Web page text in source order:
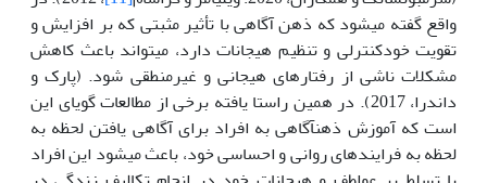
واقع گفته می­شود که ذهن آگاهی با تأثیر مثبتی که بر افزایش و
تقویت خودکنترلی و تنظیم هیجانات دارد، می­تواند باعث کاهش
مشکلات ناشی از رفتارهای هیجانی و غیرمنطقی شود. (پارک و
داندرا، 2017). در همین راستا یافته برخی از مطالعات گویای این
است که آموزش ذهن­آگاهی به افراد برای آگاهی یافتن لحظه به
لحظه به فرایندهای روانی و احساسی خود، باعث می­شود این افراد